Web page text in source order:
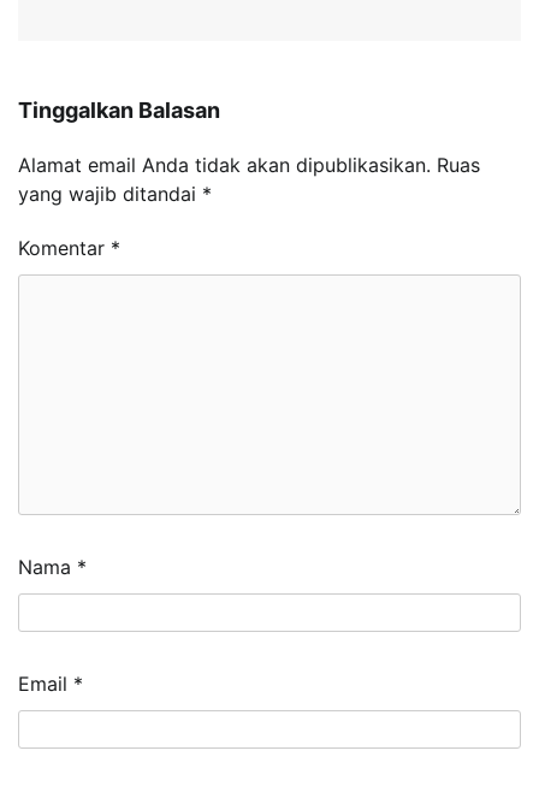
Tinggalkan Balasan
Alamat email Anda tidak akan dipublikasikan. Ruas
yang wajib ditandai *
Komentar *
Nama *
Email *